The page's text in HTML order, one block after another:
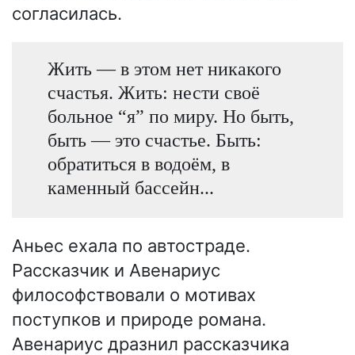
согласилась.
Жить — в этом нет никакого
счастья. Жить: нести своё
больное “я” по миру. Но быть,
быть — это счастье. Быть:
обратиться в водоём, в
каменный бассейн...
Аньес ехала по автостраде.
Рассказчик и Авенариус
философствовали о мотивах
поступков и природе романа.
Авенариус дразнил рассказчика